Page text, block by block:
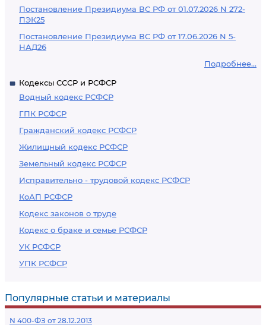
Постановление Президиума ВС РФ от 01.07.2026 N 272-
ПЭК25
Постановление Президиума ВС РФ от 17.06.2026 N 5-
НАД26
Подробнее...
Кодексы СССР и РСФСР
Водный кодекс РСФСР
ГПК РСФСР
Гражданский кодекс РСФСР
Жилищный кодекс РСФСР
Земельный кодекс РСФСР
Исправительно - трудовой кодекс РСФСР
КоАП РСФСР
Кодекс законов о труде
Кодекс о браке и семье РСФСР
УК РСФСР
УПК РСФСР
Популярные статьи и материалы
N 400-ФЗ от 28.12.2013